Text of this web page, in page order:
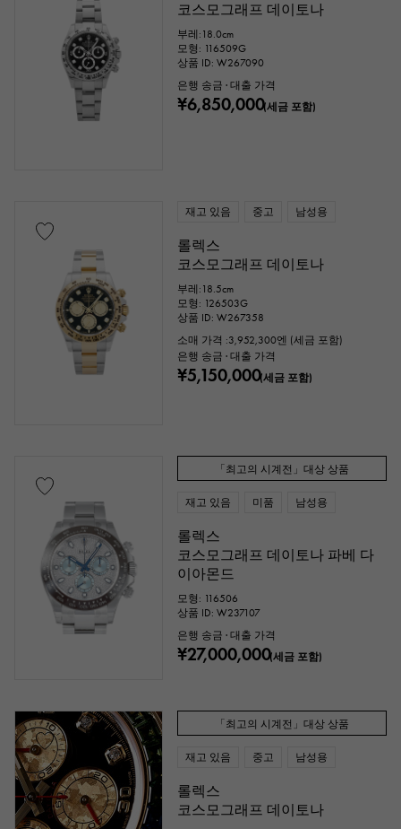
코스모그래프 데이토나
부레:18.0cm
모형: 116509G
상품 ID: W267090
은행 송금 · 대출 가격
¥6,850,000(세금 포함)
재고 있음 중고 남성용
롤렉스
코스모그래프 데이토나
부레:18.5cm
모형: 126503G
상품 ID: W267358
소매 가격 :3,952,300엔 (세금 포함)
은행 송금 · 대출 가격
¥5,150,000(세금 포함)
「최고의 시계전」대상 상품
재고 있음 미품 남성용
롤렉스
코스모그래프 데이토나 파베 다
이아몬드
모형: 116506
상품 ID: W237107
은행 송금 · 대출 가격
¥27,000,000(세금 포함)
「최고의 시계전」대상 상품
재고 있음 중고 남성용
롤렉스
코스모그래프 데이토나